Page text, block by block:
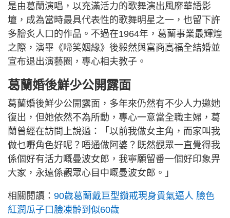
是由葛蘭演唱，以充滿活力的歌舞演出風靡華語影
壇，成為當時最具代表性的歌舞明星之一，也留下許
多膾炙人口的作品。不過在1964年，葛蘭事業最輝煌
之際，演畢《啼笑姻緣》後毅然與富商高福全結婚並
宣布退出演藝圈，專心相夫教子。
葛蘭婚後鮮少公開露面
葛蘭婚後鮮少公開露面，多年來仍然有不少人力邀她
復出，但她依然不為所動，專心一意當全職主婦，葛
蘭曾經在訪問上說過：「以前我做女主角，而家叫我
做乜嘢角色好呢？唔通做阿婆？既然觀眾一直覺得我
係個好有活力嘅曼波女郎，我寧願留番一個好印象畀
大家，永遠係觀眾心目中嘅曼波女郎。」
相關閱讀： 90歲葛蘭戴巨型鑽戒現身貴氣逼人 臉色
紅潤瓜子口臉凍齡到似60歲